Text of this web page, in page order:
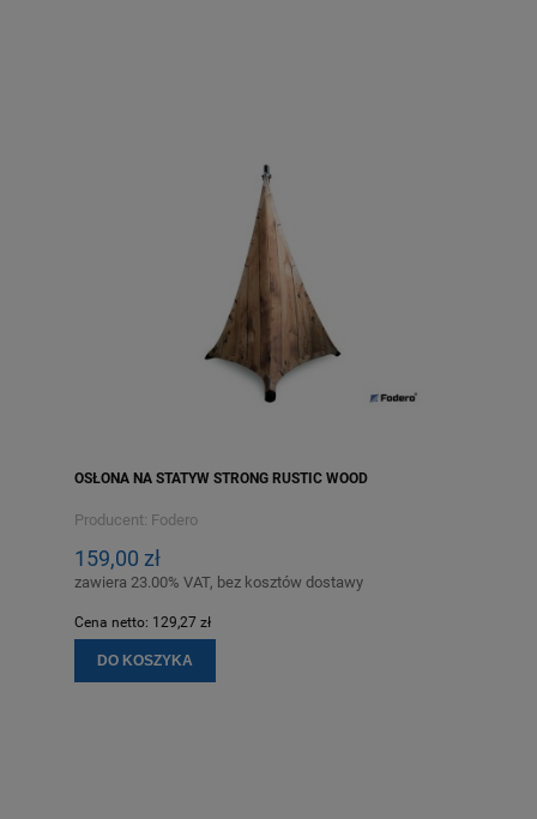
OSŁONA NA STATYW STRONG RUSTIC WOOD
Producent: Fodero
159,00 zł
zawiera 23.00% VAT, bez kosztów dostawy
Cena netto: 129,27 zł
DO KOSZYKA